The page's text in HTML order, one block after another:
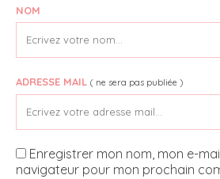
NOM
ADRESSE MAIL ( ne sera pas publiée )
Enregistrer mon nom, mon e-
navigateur pour mon prochain